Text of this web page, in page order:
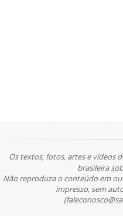
Os textos, fotos, artes e vídeos
brasileira
Não reproduza o conteúdo em
impresso, sem